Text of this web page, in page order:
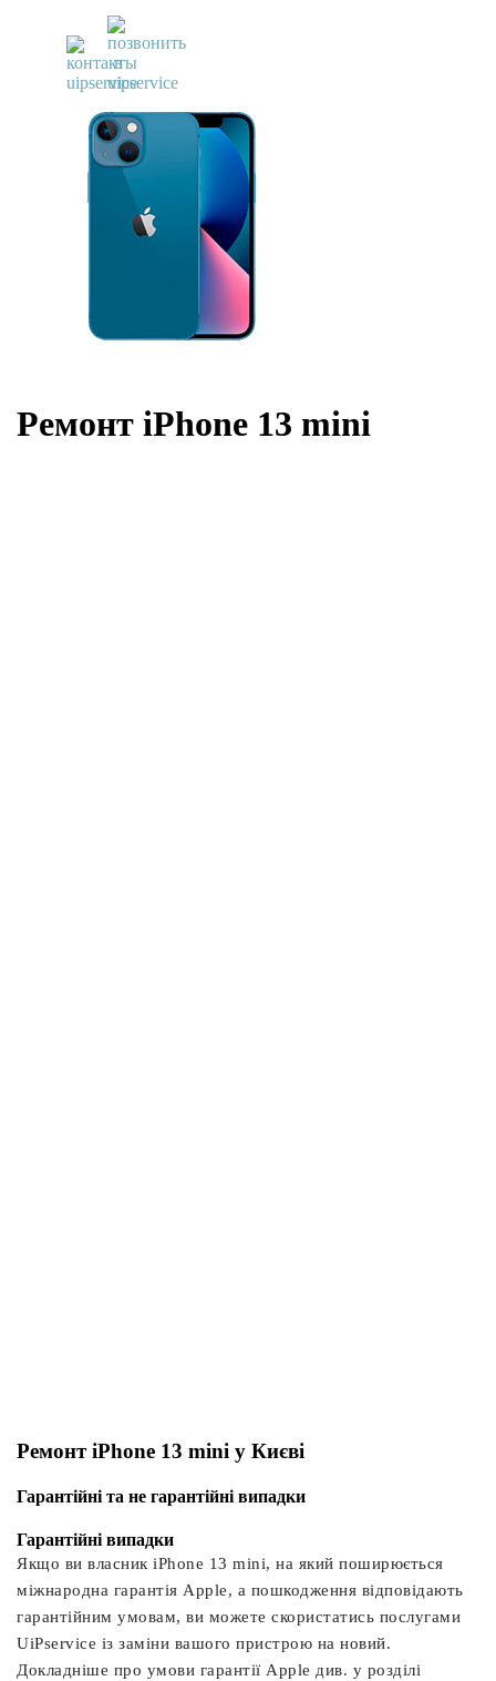
UiPservice »Ремонт iPhone
Ремонт iPhone 13 mini
Ремонт iPhone 13 mini у Києві
Гарантійні та не гарантійні випадки
Гарантійні випадки
Якщо ви власник iPhone 13 mini, на який поширюється
міжнародна гарантія Apple, а пошкодження відповідають
гарантійним умовам, ви можете скористатись послугами
UiPservice із заміни вашого пристрою на новий.
Докладніше про умови гарантії Apple див. у розділі